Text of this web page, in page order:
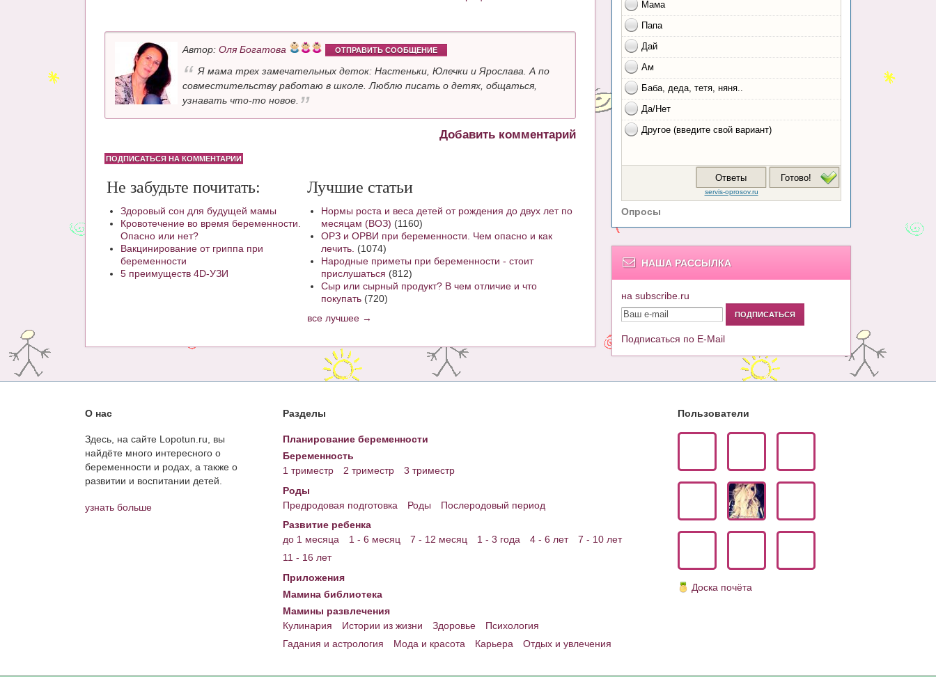
Автор: Оля Богатова ОТПРАВИТЬ СООБЩЕНИЕ
Я мама трех замечательных деток: Настеньки, Юлечки и Ярослава. А по
совместительству работаю в школе. Люблю писать о детях, общаться,
узнавать что-то новое.
Добавить комментарий
ПОДПИСАТЬСЯ НА КОММЕНТАРИИ
Не забудьте почитать:
Здоровый сон для будущей мамы
Кровотечение во время беременности.
Опасно или нет?
Вакцинирование от гриппа при
беременности
5 преимуществ 4D-УЗИ
Лучшие статьи
Нормы роста и веса детей от рождения до двух лет по
месяцам (ВОЗ) (1160)
ОРЗ и ОРВИ при беременности. Чем опасно и как
лечить. (1074)
Народные приметы при беременности - стоит
прислушаться (812)
Сыр или сырный продукт? В чем отличие и что
покупать (720)
все лучшее →
Опросы
НАША РАССЫЛКА
на subscribe.ru
Подписаться по E-Mail
О нас
Здесь, на сайте Lopotun.ru, вы
найдёте много интересного о
беременности и родах, а также о
развитии и воспитании детей.
узнать больше
Разделы
Планирование беременности
Беременность
1 триместр
2 триместр
3 триместр
Роды
Предродовая подготовка
Роды
Послеродовый период
Развитие ребенка
до 1 месяца
1 - 6 месяц 7 - 12 месяц 1 - 3 года 4 - 6 лет
7 - 10 лет
11 - 16 лет
Приложения
Мамина библиотека
Мамины развлечения
Кулинария
Истории из жизни Здоровье
Психология
Гадания и астрология
Мода и красота Карьера Отдых и увлечения
Пользователи
Доска почёта